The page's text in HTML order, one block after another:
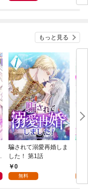
もっと見る
騙されて溺愛再婚しま
した！ 第1話
0
無料